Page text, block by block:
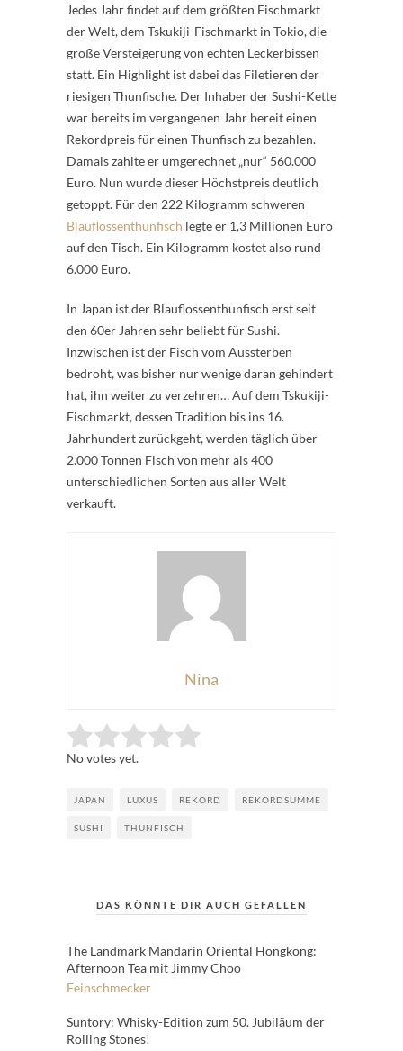
Jedes Jahr findet auf dem größten Fischmarkt
der Welt, dem Tskukiji-Fischmarkt in Tokio, die
große Versteigerung von echten Leckerbissen
statt. Ein Highlight ist dabei das Filetieren der
riesigen Thunfische. Der Inhaber der Sushi-Kette
war bereits im vergangenen Jahr bereit einen
Rekordpreis für einen Thunfisch zu bezahlen.
Damals zahlte er umgerechnet „nur“ 560.000
Euro. Nun wurde dieser Höchstpreis deutlich
getoppt. Für den 222 Kilogramm schweren
Blauflossenthunfisch legte er 1,3 Millionen Euro
auf den Tisch. Ein Kilogramm kostet also rund
6.000 Euro.
In Japan ist der Blauflossenthunfisch erst seit
den 60er Jahren sehr beliebt für Sushi.
Inzwischen ist der Fisch vom Aussterben
bedroht, was bisher nur wenige daran gehindert
hat, ihn weiter zu verzehren… Auf dem Tskukiji-
Fischmarkt, dessen Tradition bis ins 16.
Jahrhundert zurückgeht, werden täglich über
2.000 Tonnen Fisch von mehr als 400
unterschiedlichen Sorten aus aller Welt
verkauft.
Nina
Rate this item: Submit Rating
No votes yet.
JAPAN LUXUS REKORD REKORDSUMME
SUSHI THUNFISCH
DAS KÖNNTE DIR AUCH GEFALLEN
The Landmark Mandarin Oriental Hongkong:
Afternoon Tea mit Jimmy Choo
Feinschmecker
Suntory: Whisky-Edition zum 50. Jubiläum der
Rolling Stones!